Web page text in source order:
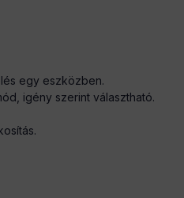
egy eszközben.
igény szerint választható.